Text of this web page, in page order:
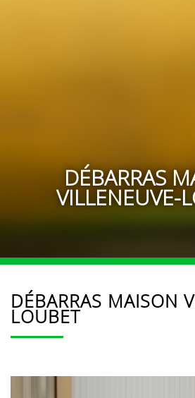
DÉBARRAS
VILLENEUVE-
DÉBARRAS MAISON
LOUBET